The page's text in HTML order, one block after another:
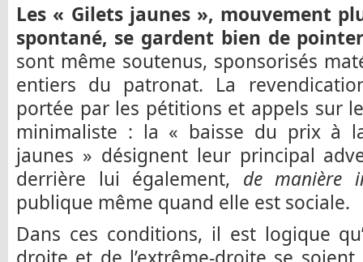
Les « Gilets jaunes », mouvement
spontané, se gardent bien de
sont même soutenus, sponsorisés
entiers du patronat. La
portée par les pétitions et appels sur
minimaliste : la « baisse du prix à
jaunes » désignent leur principal
derrière lui également, de manière
publique même quand elle est sociale.
Dans ces conditions, il est logique